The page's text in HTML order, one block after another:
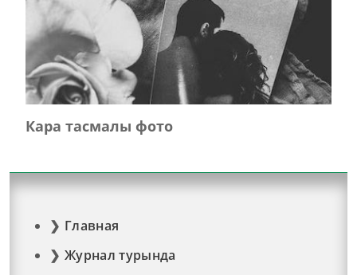
Кара тасмалы фото
Главная
Журнал турында